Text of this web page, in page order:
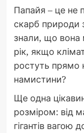
Папайя – це не
скарб природи
знали, що вона
рік, якщо
ростуть прямо
намистини?
Ще одна
розміром: від
гігантів вагою